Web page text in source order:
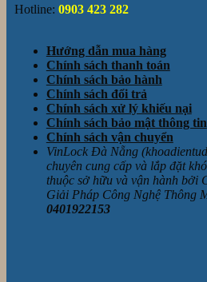
Hotline: 0903 423 282
Hướng dẫn mua hàng
Chính sách thanh toán
Chính sách bảo hành
Chính sách đổi trả
Chính sách xử lý khiếu nại
Chính sách bảo mật thông tin
Chính sách vận chuyển
VinLock Đà Nẵng
chuyên cung cấp và lắp đặt
thuộc sở hữu và vận hành bởi
Giải Pháp Công Nghệ Thông
0401922153